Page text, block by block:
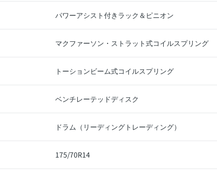
パワーアシスト付きラック＆ピニオン
マクファーソン・ストラット式コイルスプリング
トーションビーム式コイルスプリング
ベンチレーテッドディスク
ドラム（リーディングトレーディング）
175/70R14